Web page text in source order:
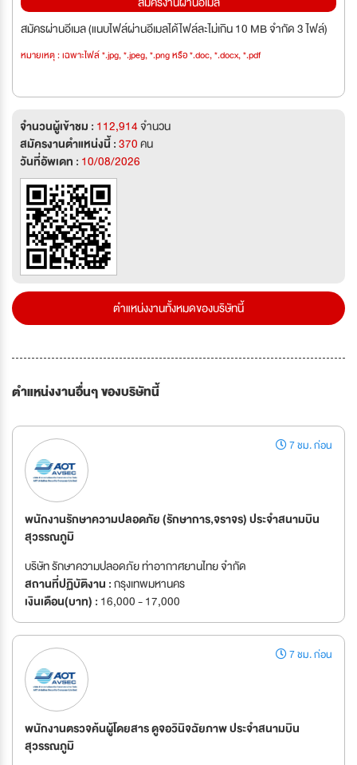
สมัครผ่านอีเมล (แนบไฟล์ผ่านอีเมลได้ไฟล์ละไม่เกิน 10 MB จำกัด 3 ไฟล์)
หมายเหตุ : เฉพาะไฟล์ *.jpg, *.jpeg, *.png หรือ *.doc, *.docx, *.pdf
จำนวนผู้เข้าชม : 112,914จำนวน
สมัครงานตำแหน่งนี้ :370คน
วันที่อัพเดท : 10/08/2026
ตำแหน่งงานทั้งหมดของบริษัทนี้
ตำแหน่งงานอื่นๆ ของบริษัทนี้
7 ชม. ก่อน
พนักงานรักษาความปลอดภัย (รักษาการ,จราจร) ประจำสนามบิน
สุวรรณภูมิ
บริษัท รักษาความปลอดภัย ท่าอากาศยานไทย จำกัด
สถานที่ปฏิบัติงาน :กรุงเทพมหานคร
เงินเดือน(บาท) : 16,000 - 17,000
7 ชม. ก่อน
พนักงานตรวจค้นผู้โดยสาร ดูจอวินิจฉัยภาพ ประจำสนามบิน
สุวรรณภูมิ